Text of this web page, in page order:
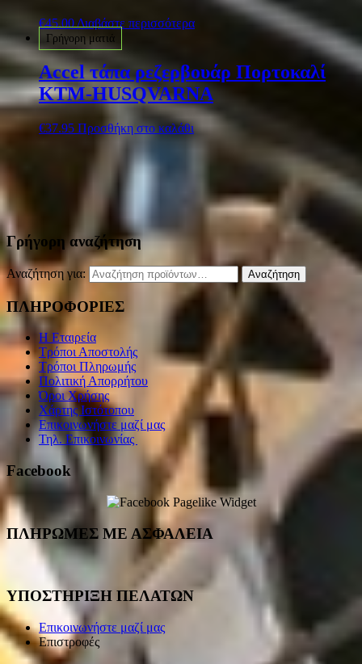
€45.00 Διαβάστε περισσότερα
Γρήγορη ματιά
Accel τάπα ρεζερβουάρ Πορτοκαλί
KTM-HUSQVARNA
€37.95 Προσθήκη στο καλάθι
Γρήγορη αναζήτηση
Αναζήτηση για: Αναζήτηση
ΠΛΗΡΟΦΟΡΙΕΣ
Η Εταιρεία
Τρόποι Αποστολής
Τρόποι Πληρωμής
Πολιτική Απορρήτου
Όροι Χρήσης
Χάρτης Ιστότοπου
Επικοινωνήστε μαζί μας
Τηλ. Επικοινωνίας
Facebook
ΠΛΗΡΩΜΕΣ ΜΕ ΑΣΦΑΛΕΙΑ
ΥΠΟΣΤΗΡΙΞΗ ΠΕΛΑΤΩΝ
Επικοινωνήστε μαζί μας
Επιστροφές